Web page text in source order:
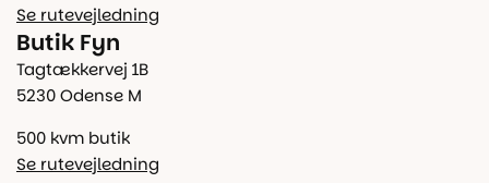
Se rutevejledning
Butik Fyn
Tagtækkervej 1B
5230 Odense M
500 kvm butik
Se rutevejledning